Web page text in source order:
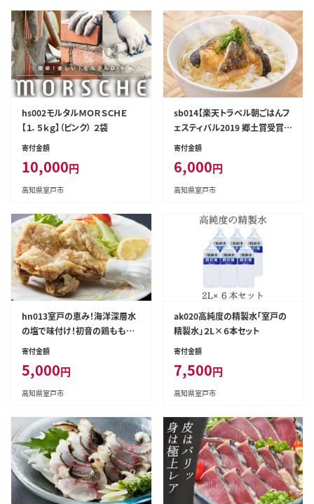
hs002モルタルＭＯＲＳＣＨＥ
【１．５ｋｇ】（ピンク） ２袋
寄付金額
10,000円
高知県室戸市
sb014【楽天トラベル朝ごはんフ
ェスティバル2019 郷土賞受賞】
ウツボの土佐茶漬け[2食分]
寄付金額
6,000円
高知県室戸市
hn013室戸の恵み！海洋深層水
の塩で味付け！初音の鶏もも肉
からあげ【１本】
寄付金額
5,000円
高知県室戸市
ak020高純度の精製水「室戸の
精製水」２L×６本セット
寄付金額
7,500円
高知県室戸市